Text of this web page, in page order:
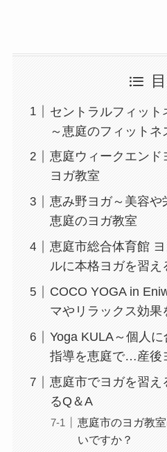
セントラルフィッ
～恵庭のフィット
恵庭ウィークエンド
ヨガ教室
恵み野ヨガ～美容や
恵庭のヨガ教室
恵庭市総合体育館
ルに本格ヨガを習え
COCO YOGA in
マやリラックス効果
Yoga KULA～個人
指導を恵庭で…産後
恵庭市でヨガを習え
るQ＆A
恵庭市のヨガ教
いですか？